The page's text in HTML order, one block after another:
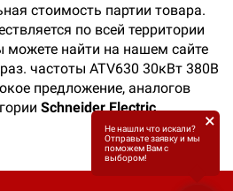
стоимость партии товара.
по всей территории
можете найти на нашем сайте
частоты ATV630 30кВт 380В
предложение, аналогов
Schneider Electric.
Не нашли что искали?
Отправьте заявку и мы
поможем Вам с
выбором!
×